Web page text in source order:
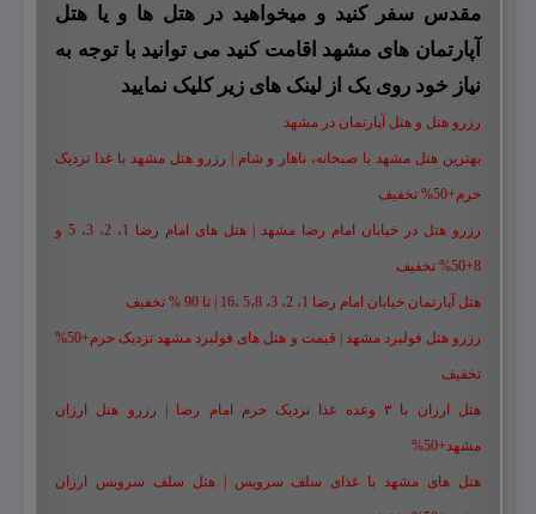
مقدس سفر کنید و میخواهید در هتل ها و یا هتل
آپارتمان های مشهد اقامت کنید می توانید با توجه به
نیاز خود روی یک از لینک های زیر کلیک نمایید
رزرو هتل و هتل آپارتمان در مشهد
بهترین هتل مشهد با صبحانه، ناهار و شام | رزرو هتل مشهد با غذا نزدیک
حرم+50% تخفیف
رزرو هتل در خیابان امام رضا مشهد | هتل‌ های امام رضا 1، 2، 3، 5 و
8+50% تخفیف
هتل آپارتمان خیابان امام رضا 1، 2، 3، 5،8 ،16 | تا 90 % تخفیف
رزرو هتل فولبرد مشهد | قیمت و هتل های فولبرد مشهد نزدیک حرم+50%
تخفیف
هتل ارزان با ۳ وعده غذا نزدیک حرم امام رضا | رزرو هتل ارزان
مشهد+50%
هتل های مشهد با غذای سلف سرویس | هتل سلف سرویس ارزان